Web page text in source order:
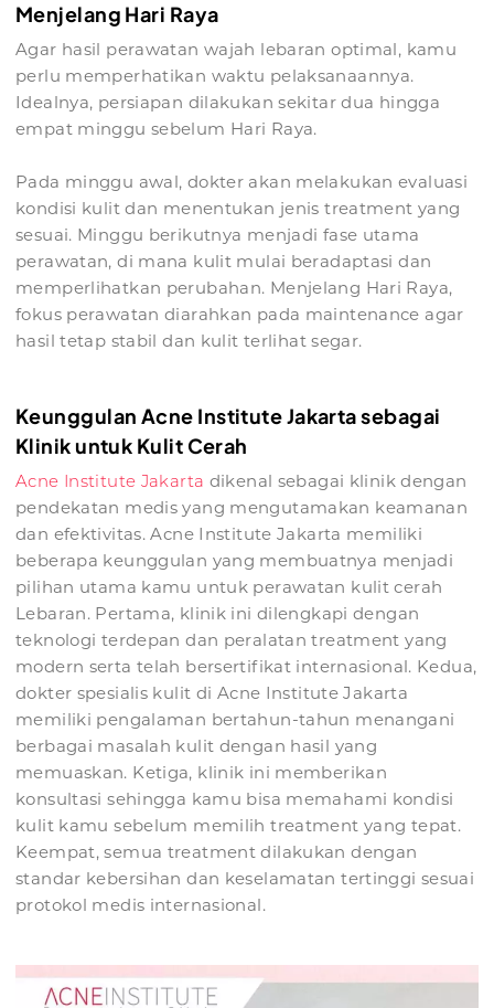
Menjelang Hari Raya
Agar hasil perawatan wajah lebaran optimal, kamu
perlu memperhatikan waktu pelaksanaannya.
Idealnya, persiapan dilakukan sekitar dua hingga
empat minggu sebelum Hari Raya.
Pada minggu awal, dokter akan melakukan evaluasi
kondisi kulit dan menentukan jenis treatment yang
sesuai. Minggu berikutnya menjadi fase utama
perawatan, di mana kulit mulai beradaptasi dan
memperlihatkan perubahan. Menjelang Hari Raya,
fokus perawatan diarahkan pada maintenance agar
hasil tetap stabil dan kulit terlihat segar.
Keunggulan Acne Institute Jakarta sebagai
Klinik untuk Kulit Cerah
Acne Institute Jakarta dikenal sebagai klinik dengan
pendekatan medis yang mengutamakan keamanan
dan efektivitas. Acne Institute Jakarta memiliki
beberapa keunggulan yang membuatnya menjadi
pilihan utama kamu untuk perawatan kulit cerah
Lebaran. Pertama, klinik ini dilengkapi dengan
teknologi terdepan dan peralatan treatment yang
modern serta telah bersertifikat internasional. Kedua,
dokter spesialis kulit di Acne Institute Jakarta
memiliki pengalaman bertahun-tahun menangani
berbagai masalah kulit dengan hasil yang
memuaskan. Ketiga, klinik ini memberikan
konsultasi sehingga kamu bisa memahami kondisi
kulit kamu sebelum memilih treatment yang tepat.
Keempat, semua treatment dilakukan dengan
standar kebersihan dan keselamatan tertinggi sesuai
protokol medis internasional.